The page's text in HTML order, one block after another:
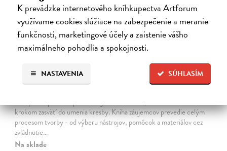
K prevádzke internetového kníhkupectva Artforum
využívame cookies slúžiace na zabezpečenie a meranie
funkčnosti, marketingové účely a zaistenie vášho
maximálneho pohodlia a spokojnosti.
SÚHLASÍM
NASTAVENIA
Kreslenie
krokom zasvätí do umenia kresby. Kniha záujemcov prevedie celým
procesom tvorby - od výberu nástrojov, pomôcok a materiálov cez
zvládnutie…
Na sklade